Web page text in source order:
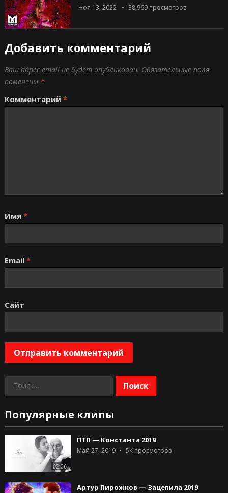
Ноя 13, 2022 38,969просмотров
Добавить комментарий
Ваш адрес email не будет опубликован. Обязательные поля
помечены *
Комментарий *
Имя *
Email *
Сайт
Найти:
Популярные клипы
02:36
ПТП — Константа 2019
Май 27, 2019 5Kпросмотров
Артур Пирожков — Зацепила 2019